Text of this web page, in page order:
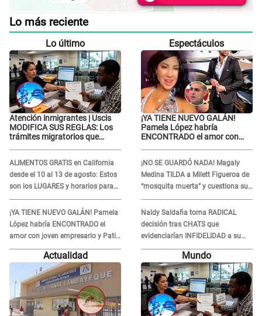
Lo más reciente
Lo último
Atención inmigrantes | Uscis
MODIFICA SUS REGLAS: Los
trámites migratorios que
ALIMENTOS GRATIS en California
desde el 10 al 13 de agosto: Estos
son los LUGARES y horarios para
recibir la ayuda
¡YA TIENE NUEVO GALÁN! Pamela
López habría ENCONTRADO el
amor con joven empresario y Pati
Lorena la ECHA en VIVO
Espectáculos
¡YA TIENE NUEVO GALÁN!
Pamela López habría
ENCONTRADO el amor con
¡NO SE GUARDÓ NADA! Magaly
Medina TILDA a Milett Figueroa de
“mosquita muerta” y cuestiona su
RECONCILIACIÓN con Marcelo
Tinelli en TV argentina
Naldy Saldaña toma RADICAL
decisión tras CHATS que
evidenciarían INFIDELIDAD a su
novio con animador de 'La Bella
Luz': "Un día..."
Actualidad Mundo